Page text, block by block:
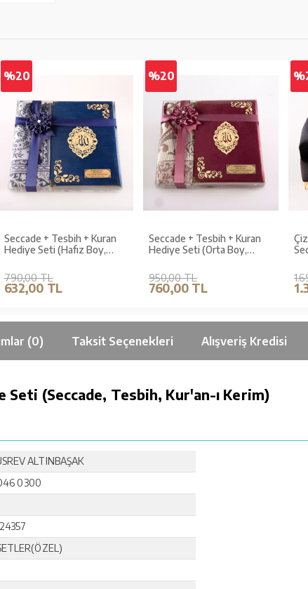
%20
Seccade + Tesbih + Kuran
Hediye Seti (Hafız Boy,
790,00 TL
632,00 TL
%20
Seccade + Tesbih + Kuran
Hediye Seti (Orta Boy,
950,00 TL
760,00 TL
(0) Taksit Seçenekleri Alışveriş Kredisi
Seti (Seccade, Tesbih, Kur'an-ı Kerim)
ALTINBAŞAK
0300